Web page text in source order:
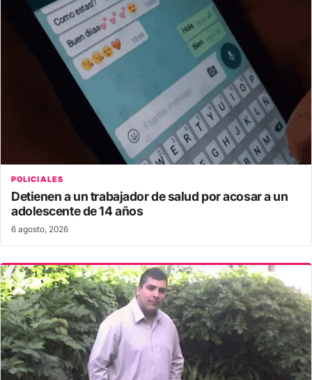
POLICIALES
Detienen a un trabajador de salud por acosar a un
adolescente de 14 años
6 agosto, 2026